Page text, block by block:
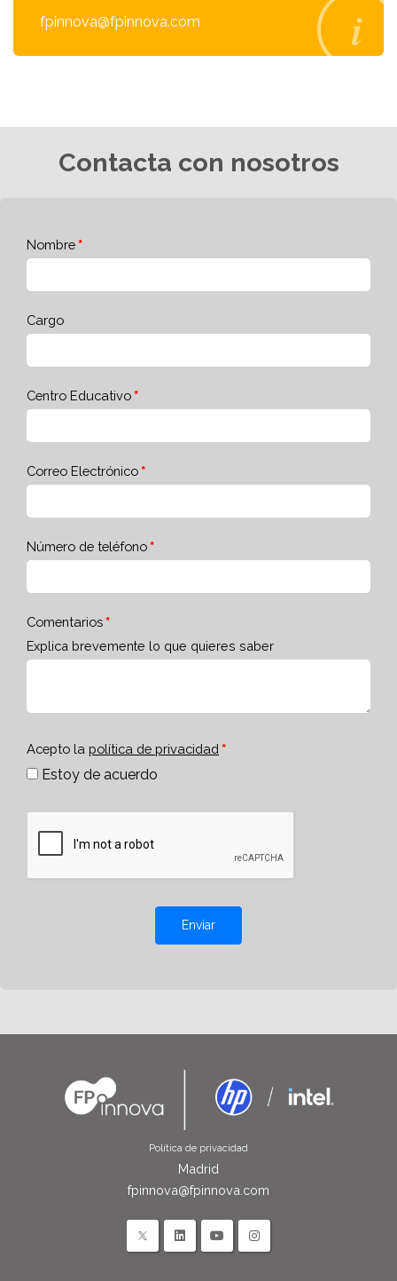
fpinnova@fpinnova.com
Contacta con nosotros
Nombre
Cargo
Centro Educativo
Correo Electrónico
Número de teléfono
Comentarios
Explica brevemente lo que quieres saber
Acepto la política de privacidad
Estoy de acuerdo
Enviar
Política de privacidad
Madrid
fpinnova@fpinnova.com